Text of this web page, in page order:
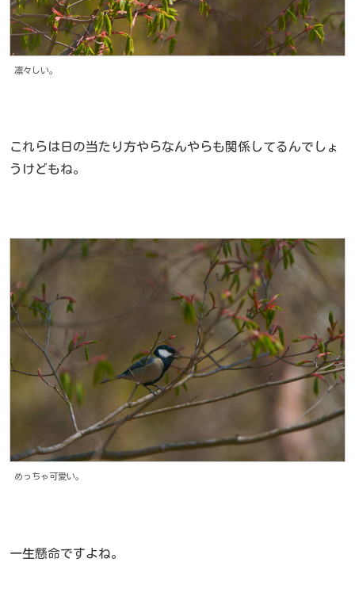
凛々しい。
これらは日の当たり方やらなんやらも関係してるんでしょ
うけどもね。
めっちゃ可愛い。
一生懸命ですよね。